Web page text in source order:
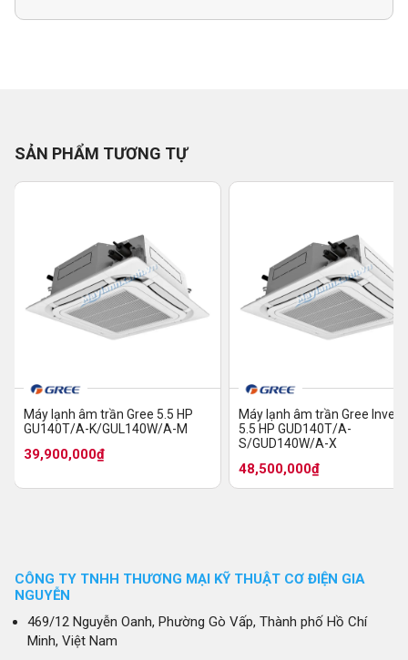
SẢN PHẨM TƯƠNG TỰ
Máy lạnh âm trần Gree 5.5 HP
GU140T/A-K/GUL140W/A-M
39,900,000₫
Máy lạnh âm trần Gree
5.5 HP GUD140T/A-
S/GUD140W/A-X
48,500,000₫
CÔNG TY TNHH THƯƠNG MẠI KỸ THUẬT CƠ ĐIỆN GIA
NGUYỄN
469/12 Nguyễn Oanh, Phường Gò Vấp, Thành phố Hồ Chí
Minh, Việt Nam